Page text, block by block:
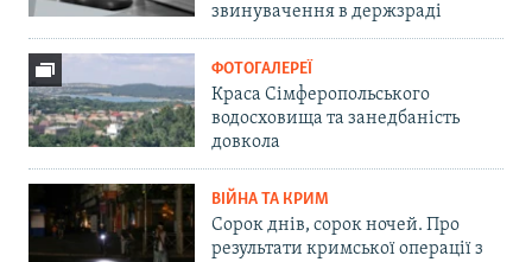
звинувачення в держзраді
ФОТОГАЛЕРЕЇ
Краса Сімферопольського
водосховища та занедбаність
довкола
ВІЙНА ТА КРИМ
Сорок днів, сорок ночей. Про
результати кримської операції з